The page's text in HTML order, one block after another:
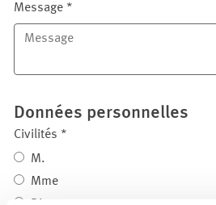
Message *
Données personnelles
Civilités *
M.
Mme